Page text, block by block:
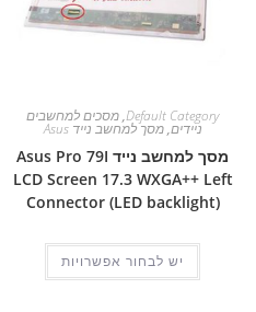
Default Category
,מסכים למחשבים
ניידים,מסך למחשב נייד Asus
מסך למחשב נייד Asus Pro 79I
LCD Screen 17.3 WXGA++ Left
Connector (LED backlight)
יש לבחור אפשרויות